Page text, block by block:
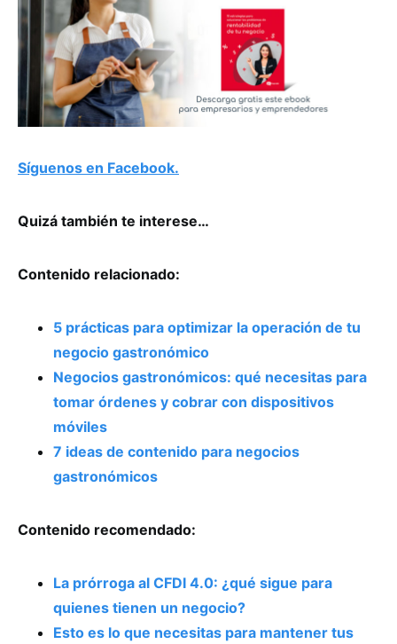
Síguenos en Facebook.
Quizá también te interese…
Contenido relacionado:
5 prácticas para optimizar la operación de tu
negocio gastronómico
Negocios gastronómicos: qué necesitas para
tomar órdenes y cobrar con dispositivos
móviles
7 ideas de contenido para negocios
gastronómicos
Contenido recomendado:
La prórroga al CFDI 4.0: ¿qué sigue para
quienes tienen un negocio?
Esto es lo que necesitas para mantener tus